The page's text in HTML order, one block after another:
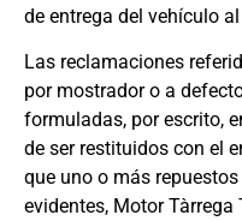
de entrega del vehículo
Las reclamaciones
por mostrador o a
formuladas, por escrito,
de ser restituidos con el
que uno o más
evidentes, Motor Tàrrega